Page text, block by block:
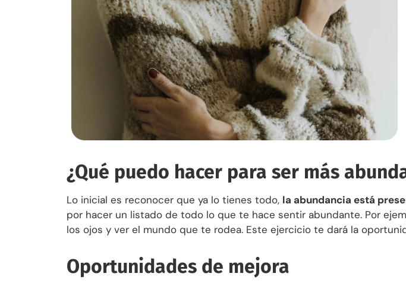
¿Qué puedo hacer para ser más
Lo inicial es reconocer que ya lo tienes todo, la abundancia está
por hacer un listado de todo lo que te hace sentir abundante. Por
los ojos y ver el mundo que te rodea. Este ejercicio te dará la
Oportunidades de mejora